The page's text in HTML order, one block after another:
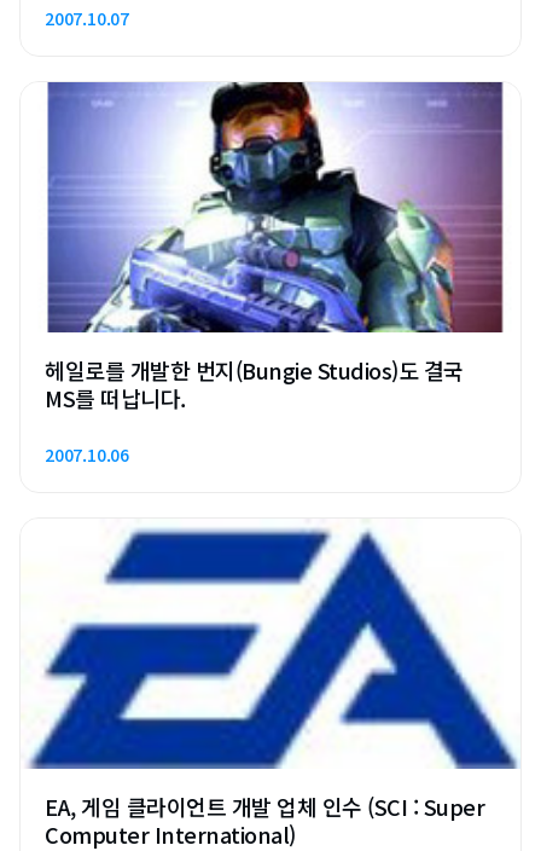
2007.10.07
헤일로를 개발한 번지(Bungie Studios)도 결국
MS를 떠납니다.
2007.10.06
EA, 게임 클라이언트 개발 업체 인수 (SCI : Super
Computer International)